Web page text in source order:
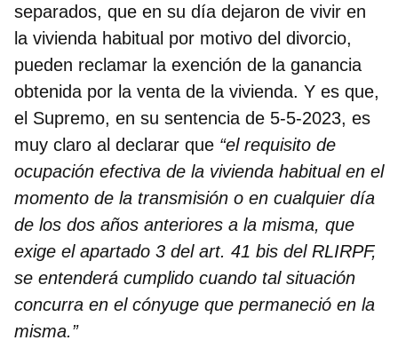
separados, que en su día dejaron de vivir en
la vivienda habitual por motivo del divorcio,
pueden reclamar la exención de la ganancia
obtenida por la venta de la vivienda. Y es que,
el Supremo, en su sentencia de 5-5-2023, es
muy claro al declarar que “el requisito de
ocupación efectiva de la vivienda habitual en el
momento de la transmisión o en cualquier día
de los dos años anteriores a la misma, que
exige el apartado 3 del art. 41 bis del RLIRPF,
se entenderá cumplido cuando tal situación
concurra en el cónyuge que permaneció en la
misma.”